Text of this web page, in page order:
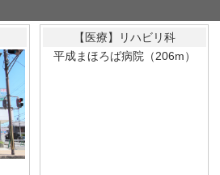
【医療】リハビリ科
平成まほろば病院（206m）